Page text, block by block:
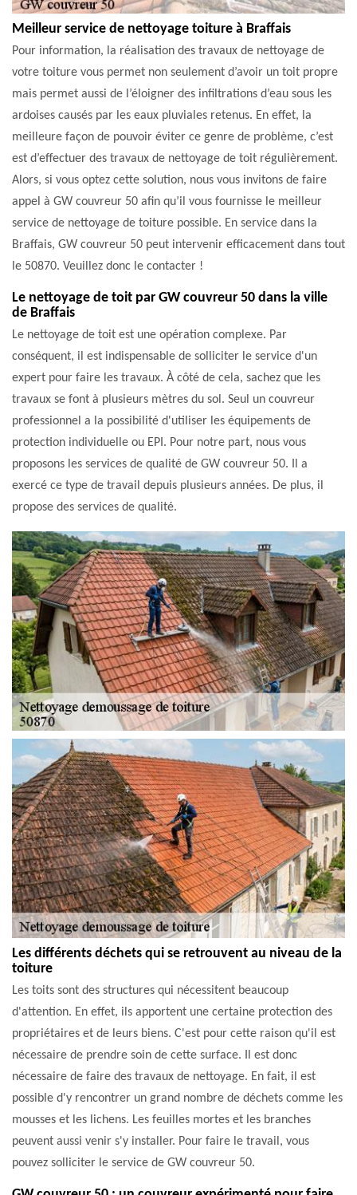
Meilleur service de nettoyage toiture à Braffais
Pour information, la réalisation des travaux de nettoyage de
votre toiture vous permet non seulement d’avoir un toit propre
mais permet aussi de l’éloigner des infiltrations d’eau sous les
ardoises causés par les eaux pluviales retenus. En effet, la
meilleure façon de pouvoir éviter ce genre de problème, c’est
est d’effectuer des travaux de nettoyage de toit régulièrement.
Alors, si vous optez cette solution, nous vous invitons de faire
appel à GW couvreur 50 afin qu’il vous fournisse le meilleur
service de nettoyage de toiture possible. En service dans la
Braffais, GW couvreur 50 peut intervenir efficacement dans tout
le 50870. Veuillez donc le contacter !
Le nettoyage de toit par GW couvreur 50 dans la ville
de Braffais
Le nettoyage de toit est une opération complexe. Par
conséquent, il est indispensable de solliciter le service d'un
expert pour faire les travaux. À côté de cela, sachez que les
travaux se font à plusieurs mètres du sol. Seul un couvreur
professionnel a la possibilité d'utiliser les équipements de
protection individuelle ou EPI. Pour notre part, nous vous
proposons les services de qualité de GW couvreur 50. Il a
exercé ce type de travail depuis plusieurs années. De plus, il
propose des services de qualité.
Les différents déchets qui se retrouvent au niveau de la
toiture
Les toits sont des structures qui nécessitent beaucoup
d'attention. En effet, ils apportent une certaine protection des
propriétaires et de leurs biens. C'est pour cette raison qu'il est
nécessaire de prendre soin de cette surface. Il est donc
nécessaire de faire des travaux de nettoyage. En fait, il est
possible d'y rencontrer un grand nombre de déchets comme les
mousses et les lichens. Les feuilles mortes et les branches
peuvent aussi venir s'y installer. Pour faire le travail, vous
pouvez solliciter le service de GW couvreur 50.